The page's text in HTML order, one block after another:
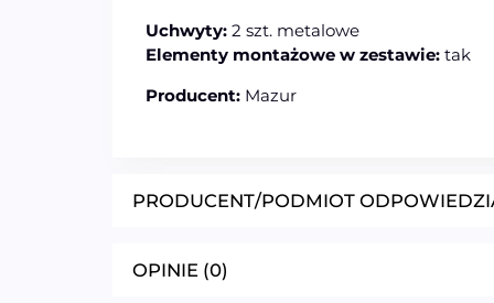
Uchwyty: 2 szt. metalowe
Elementy montażowe w zestawie: tak
Producent: Mazur
PRODUCENT/PODMIOT
OPINIE (0)